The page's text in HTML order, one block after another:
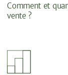
Comment et
vente ?